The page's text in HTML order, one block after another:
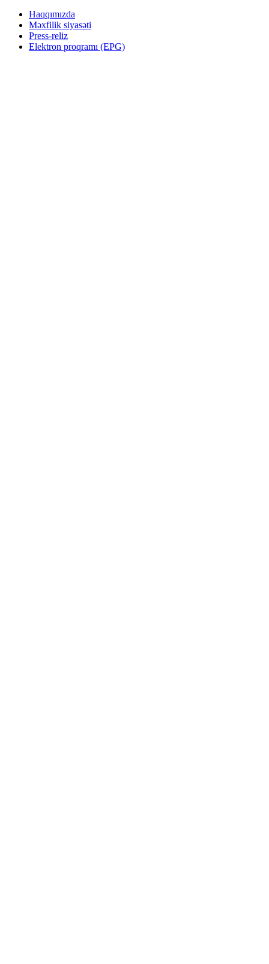
Haqqımızda
Məxfilik siyasəti
Press-reliz
Elektron proqramı (EPG)